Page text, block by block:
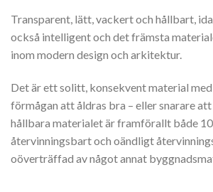
Transparent, lätt, vackert och hållbart,
också intelligent och det främsta
inom modern design och arkitektur.
Det är ett solitt, konsekvent material
förmågan att åldras bra – eller snarare
hållbara materialet är framförallt både
återvinningsbart och oändligt
oöverträffad av något annat